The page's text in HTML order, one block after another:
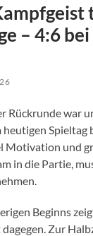
– 4:6
Rückrunde war
Spieltag
Motivation und
in die Partie,
Beginns
Zur